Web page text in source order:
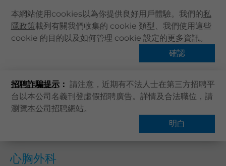
本網站使用cookies以為你提供良好用戶體驗。我們的私
隱政策載列有關我們收集的 cookie 類型、我們使用這些
cookie 的目的以及如何管理 cookie 設定的更多資訊。
確認
招聘詐騙提示： 請注意，近期有不法人士在第三方招聘平
台以本公司名義刊登虛假招聘廣告。詳情及合法職位，請
瀏覽本公司招聘網站。
明白
主頁
卓健服務
卓健手機App
最新資訊
主頁 卓健服務 專科 心胸外科
心胸外科